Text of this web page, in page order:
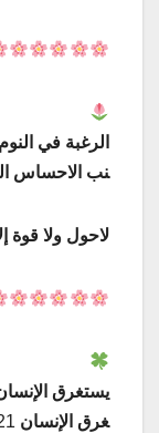
الرغبة في النوم
نب الاحساس
لاحول ولا قوة
يستغرق
غرق الإنسان